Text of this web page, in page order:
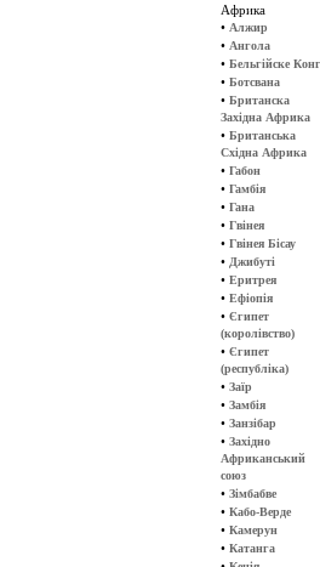
Африка
• Алжир
• Ангола
• Бельгійске
• Ботсвана
• Британска
Західна Африка
• Британська
Східна Африка
• Габон
• Гамбія
• Гана
• Гвінея
• Гвінея Бісау
• Джибуті
• Еритрея
• Ефіопія
• Єгипет
(королівство)
• Єгипет
(республіка)
• Заїр
• Замбія
• Занзібар
• Західно
Африканський
союз
• Зімбабве
• Кабо-Верде
• Камерун
• Катанга